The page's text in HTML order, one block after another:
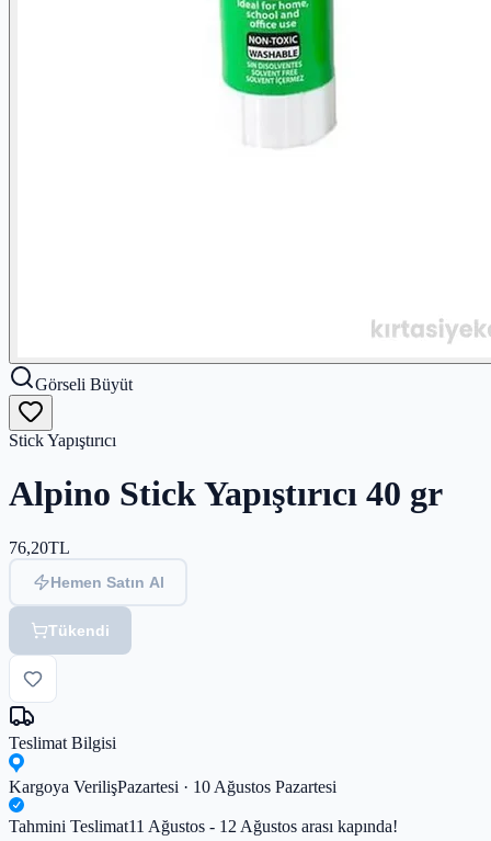
Görseli Büyüt
Stick Yapıştırıcı
Alpino Stick Yapıştırıcı 40 gr
76,20TL
Hemen Satın Al
Tükendi
Teslimat Bilgisi
Kargoya VerilişPazartesi · 10 Ağustos Pazartesi
Tahmini Teslimat11 Ağustos - 12 Ağustos arası kapında!